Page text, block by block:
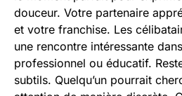
douceur. Votre partenaire
et votre franchise. Les
une rencontre intéressante
professionnel ou éducatif.
subtils. Quelqu’un pourrait